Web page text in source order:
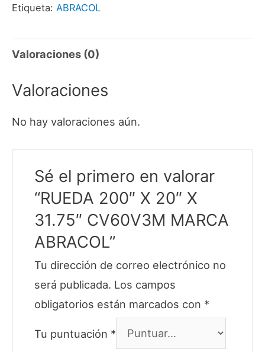
CV60V3M
ABRACOL
Etiqueta: ABRACOL
Valoraciones (0)
Valoraciones
No hay valoraciones aún.
Sé el primero en valorar
“RUEDA 200″ X 20″ X
31.75″ CV60V3M MARCA
ABRACOL”
Tu dirección de correo electrónico no
será publicada. Los campos
obligatorios están marcados con *
Tu puntuación *